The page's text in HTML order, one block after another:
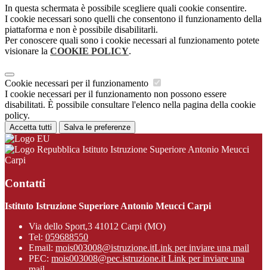
In questa schermata è possibile scegliere quali cookie consentire.
I cookie necessari sono quelli che consentono il funzionamento della
piattaforma e non è possibile disabilitarli.
Per conoscere quali sono i cookie necessari al funzionamento potete
visionare la COOKIE POLICY.
Cookie necessari per il funzionamento
I cookie necessari per il funzionamento non possono essere
disabilitati. È possibile consultare l'elenco nella pagina della cookie
policy.
Accetta tutti Salva le preferenze
Istituto Istruzione Superiore Antonio Meucci
Carpi
Contatti
Istituto Istruzione Superiore Antonio Meucci Carpi
Via dello Sport,3 41012 Carpi (MO)
Tel: 059688550
Email: mois003008@istruzione.itLink per inviare una mail
PEC: mois003008@pec.istruzione.it Link per inviare una